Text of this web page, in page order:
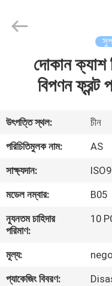
ভিডিও
আমাদের
সম্পর্কে
ভ্রমণ
Shelves
Co.,Ltd.
দোকান ক্যাশ
বিপণন ফ্রন্ট
উৎপত্তি স্থল:
চীন
পরিচিতিমুলক নাম:
AS
সাক্ষ্যদান:
মডেল নম্বার:
B05
ন্যূনতম চাহিদার
পরিমাণ:
10
মূল্য:
প্যাকেজিং বিবরণ: